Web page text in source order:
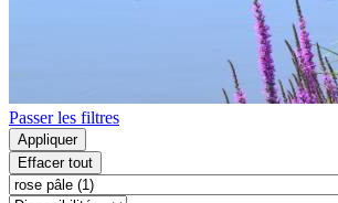
Passer les filtres
Appliquer
Effacer tout